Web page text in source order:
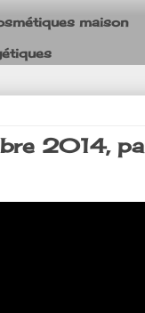
maison
2014,